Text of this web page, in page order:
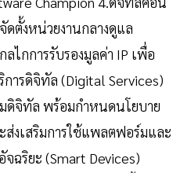
ตั้งหน่วยงานกลางดูแล
ไกการรับรองมูลค่า IP เพื่อ
การดิจิทัล (Digital Services)
ดิจิทัล พร้อมกำหนดนโยบาย
งเสริมการใช้แพลตฟอร์มและ
ฉริยะ (Smart Devices)